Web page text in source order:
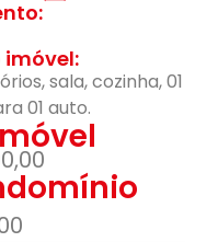
imóvel:
sala, cozinha, 01
01 auto.